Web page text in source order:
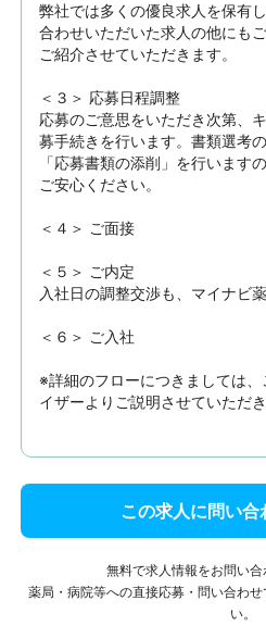
弊社では多くの優良求人を保有
合わせいただいた求人の他にも
ご紹介させていただきます。
＜３＞ 応募日程調整
応募のご意思をいただき次第、
募手続きを行います。書類選考
「応募書類の添削」を行います
ご安心ください。
＜４＞ ご面接
＜５＞ ご内定
入社日の調整交渉も、マイナビ
＜６＞ ご入社
※詳細のフローにつきましては
イザーよりご説明させていただき
この求人に問い合
無料で求人情報をお問い合
薬局・病院等への直接応募・問い合わ
い。